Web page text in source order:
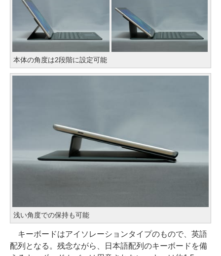
本体の角度は2段階に設定可能
浅い角度での保持も可能
キーボードはアイソレーションタイプのもので、英語
配列となる。残念ながら、日本語配列のキーボードを備